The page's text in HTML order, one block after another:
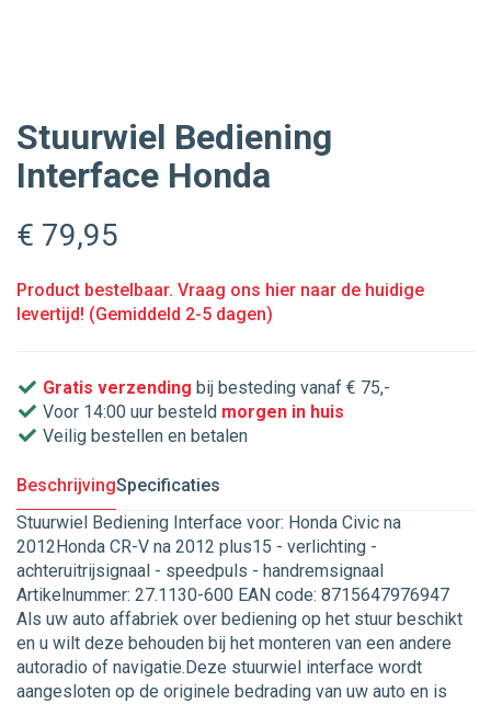
Stuurwiel Bediening
Interface Honda
€ 79,95
Product bestelbaar. Vraag ons hier naar de huidige
levertijd! (Gemiddeld 2-5 dagen)
Gratis verzending bij besteding vanaf € 75,-
Voor 14:00 uur besteld morgen in huis
Veilig bestellen en betalen
BeschrijvingSpecificaties
Stuurwiel Bediening Interface voor: Honda Civic na
2012Honda CR-V na 2012 plus15 - verlichting -
achteruitrijsignaal - speedpuls - handremsignaal
Artikelnummer: 27.1130-600 EAN code: 8715647976947
Als uw auto affabriek over bediening op het stuur beschikt
en u wilt deze behouden bij het monteren van een andere
autoradio of navigatie.Deze stuurwiel interface wordt
aangesloten op de originele bedrading van uw auto en is